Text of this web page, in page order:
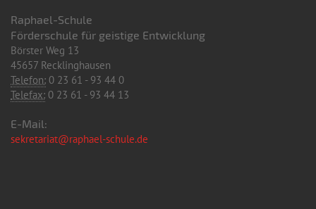
Raphael-Schule
Förderschule für geistige Entwicklung
Börster Weg 13
45657 Recklinghausen
Telefon: 0 23 61 - 93 44 0
Telefax: 0 23 61 - 93 44 13
E-Mail:
sekretariat@raphael-schule.de